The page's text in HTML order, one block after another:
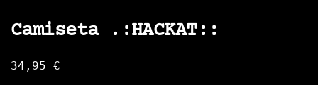
Camiseta .:HACKAT::
34,95 €